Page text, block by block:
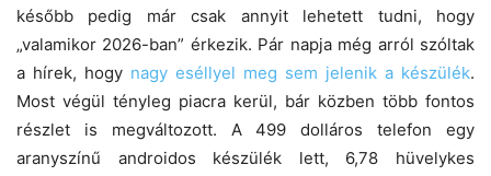
később pedig már csak annyit lehetett tudni, hogy
„valamikor 2026-ban” érkezik. Pár napja még arról szóltak
a hírek, hogy nagy eséllyel meg sem jelenik a készülék.
Most végül tényleg piacra kerül, bár közben több fontos
részlet is megváltozott. A 499 dolláros telefon egy
aranyszínű androidos készülék lett, 6,78 hüvelykes